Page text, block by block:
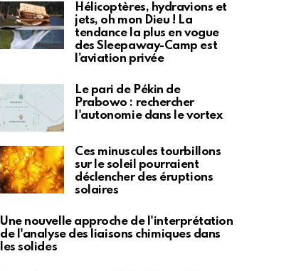
Hélicoptères, hydravions et
jets, oh mon Dieu ! La
tendance la plus en vogue
des Sleepaway-Camp est
l’aviation privée
Le pari de Pékin de
Prabowo : rechercher
l'autonomie dans le vortex
Ces minuscules tourbillons
sur le soleil pourraient
déclencher des éruptions
solaires
Une nouvelle approche de l'interprétation
de l'analyse des liaisons chimiques dans
les solides